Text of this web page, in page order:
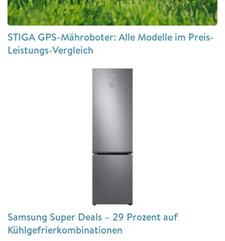
STIGA GPS-Mähroboter: Alle Modelle im Preis-
Leistungs-Vergleich
Samsung Super Deals – 29 Prozent auf
Kühlgefrierkombinationen